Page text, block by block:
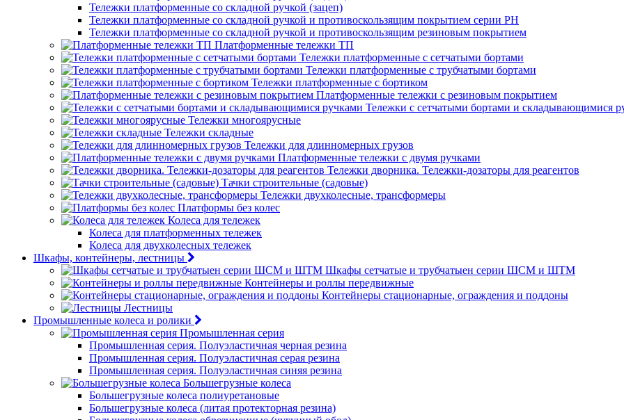
Тележки платформенные со складной ручкой (зацеп)
Тележки платформенные со складной ручкой и противоскользящим покрытием серии PH
Тележки платформенные со складной ручкой и противоскользящим резиновым покрытием
Платформенные тележки ТП
Тележки платформенные с сетчатыми бортами
Тележки платформенные с трубчатыми бортами
Тележки платформенные с бортиком
Платформенные тележки с резиновым покрытием
Тележки с сетчатыми бортами и складывающимися
Тележки многоярусные
Тележки складные
Тележки для длинномерных грузов
Платформенные тележки с двумя ручками
Тележки дворника. Тележки-дозаторы для реагентов
Тачки строительные (садовые)
Тележки двухколесные, трансформеры
Платформы без колес
Колеса для тележек
Колеса для платформенных тележек
Колеса для двухколесных тележек
Шкафы, контейнеры, лестницы
Шкафы сетчатые и трубчатыен серии ШСМ и ШТМ
Контейнеры и роллы передвижные
Контейнеры стационарные, ограждения и поддоны
Лестницы
Промышленные колеса и ролики
Промышленная серия
Промышленная серия. Полуэластичная черная резина
Промышленная серия. Полуэластичная серая резина
Промышленная серия. Полуэластичная синяя резина
Большегрузные колеса
Большегрузные колеса полиуретановые
Большегрузные колеса (литая протекторная резина)